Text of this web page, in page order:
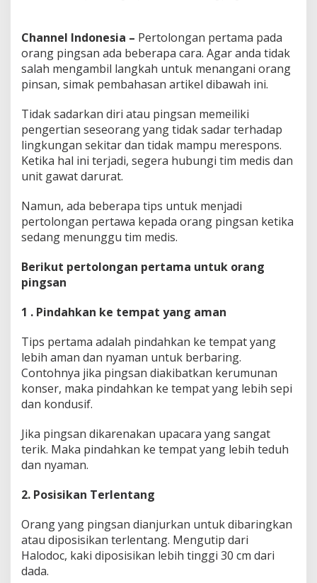
Channel Indonesia – Pertolongan pertama pada
orang pingsan ada beberapa cara. Agar anda tidak
salah mengambil langkah untuk menangani orang
pinsan, simak pembahasan artikel dibawah ini.
Tidak sadarkan diri atau pingsan memeiliki
pengertian seseorang yang tidak sadar terhadap
lingkungan sekitar dan tidak mampu merespons.
Ketika hal ini terjadi, segera hubungi tim medis dan
unit gawat darurat.
Namun, ada beberapa tips untuk menjadi
pertolongan pertawa kepada orang pingsan ketika
sedang menunggu tim medis.
Berikut pertolongan pertama untuk orang
pingsan
1 . Pindahkan ke tempat yang aman
Tips pertama adalah pindahkan ke tempat yang
lebih aman dan nyaman untuk berbaring.
Contohnya jika pingsan diakibatkan kerumunan
konser, maka pindahkan ke tempat yang lebih sepi
dan kondusif.
Jika pingsan dikarenakan upacara yang sangat
terik. Maka pindahkan ke tempat yang lebih teduh
dan nyaman.
2. Posisikan Terlentang
Orang yang pingsan dianjurkan untuk dibaringkan
atau diposisikan terlentang. Mengutip dari
Halodoc, kaki diposisikan lebih tinggi 30 cm dari
dada.